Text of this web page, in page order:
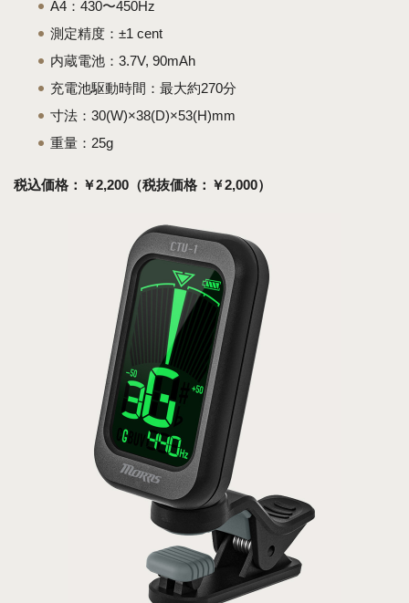
A4：430〜450Hz
測定精度：±1 cent
内蔵電池：3.7V, 90mAh
充電池駆動時間：最大約270分
寸法：30(W)×38(D)×53(H)mm
重量：25g
税込価格：￥2,200（税抜価格：￥2,000）